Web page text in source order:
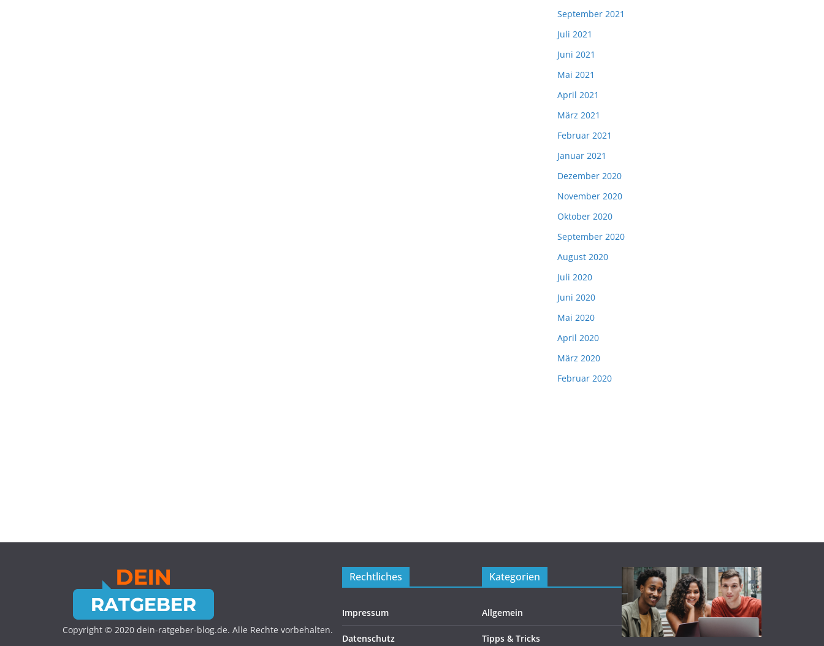
September 2021
Juli 2021
Juni 2021
Mai 2021
April 2021
März 2021
Februar 2021
Januar 2021
Dezember 2020
November 2020
Oktober 2020
September 2020
August 2020
Juli 2020
Juni 2020
Mai 2020
April 2020
März 2020
Februar 2020
Copyright © 2020 dein-ratgeber-blog.de. Alle Rechte vorbehalten.
Rechtliches
Impressum
Datenschutz
Kategorien
Allgemein
Tipps & Tricks